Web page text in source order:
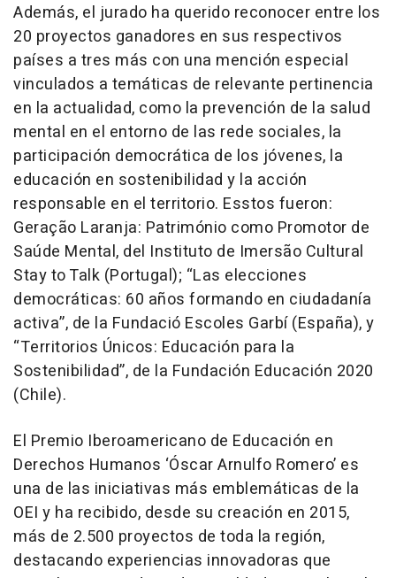
Además, el jurado ha querido reconocer entre los
20 proyectos ganadores en sus respectivos
países a tres más con una mención especial
vinculados a temáticas de relevante pertinencia
en la actualidad, como la prevención de la salud
mental en el entorno de las rede sociales, la
participación democrática de los jóvenes, la
educación en sostenibilidad y la acción
responsable en el territorio. Esstos fueron:
Geração Laranja: Património como Promotor de
Saúde Mental, del Instituto de Imersão Cultural
Stay to Talk (Portugal); “Las elecciones
democráticas: 60 años formando en ciudadanía
activa”, de la Fundació Escoles Garbí (España), y
“Territorios Únicos: Educación para la
Sostenibilidad”, de la Fundación Educación 2020
(Chile).
El Premio Iberoamericano de Educación en
Derechos Humanos ‘Óscar Arnulfo Romero’ es
una de las iniciativas más emblemáticas de la
OEI y ha recibido, desde su creación en 2015,
más de 2.500 proyectos de toda la región,
destacando experiencias innovadoras que